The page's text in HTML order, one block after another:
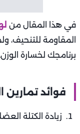
في هذا المقال من
المقاومة للتنحيف،
برنامجك لخسارة
فوائد تمارين
زيادة الكتلة